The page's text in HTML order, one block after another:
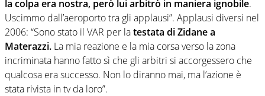
la colpa era nostra, però lui arbitrò in maniera ignobile.
Uscimmo dall’aeroporto tra gli applausi”. Applausi diversi nel
2006: “Sono stato il VAR per latestata di Zidane a
Materazzi. La mia reazione e la mia corsa verso la zona
incriminata hanno fatto sì che gli arbitri si accorgessero che
qualcosa era successo. Non lo diranno mai, ma l’azione è
stata rivista in tv da loro”.